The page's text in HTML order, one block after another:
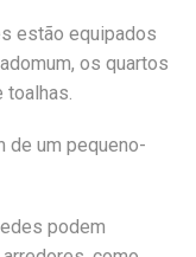
estão equipados
os quartos
toalhas.
de um pequeno-
podem